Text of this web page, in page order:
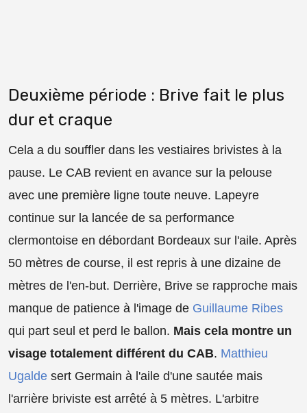
Deuxième période : Brive fait le plus
dur et craque
Cela a du souffler dans les vestiaires brivistes à la
pause. Le CAB revient en avance sur la pelouse
avec une première ligne toute neuve. Lapeyre
continue sur la lancée de sa performance
clermontoise en débordant Bordeaux sur l'aile. Après
50 mètres de course, il est repris à une dizaine de
mètres de l'en-but. Derrière, Brive se rapproche mais
manque de patience à l'image de Guillaume Ribes
qui part seul et perd le ballon. Mais cela montre un
visage totalement différent du CAB. Matthieu
Ugalde sert Germain à l'aile d'une sautée mais
l'arrière briviste est arrêté à 5 mètres. L'arbitre